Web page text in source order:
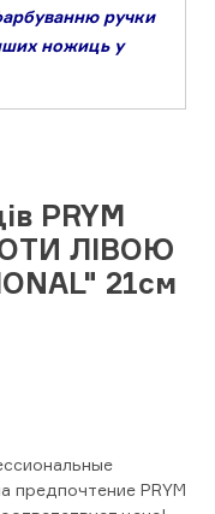
ручки
ножиць у
PRYM
ЛІВОЮ
21см
PRYM